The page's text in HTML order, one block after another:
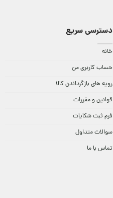
دسترسی سریع
خانه
حساب کاربری من
رویه های بازگرداندن کالا
قوانین و مقررات
فرم ثبت شکایات
سوالات متداول
تماس با ما